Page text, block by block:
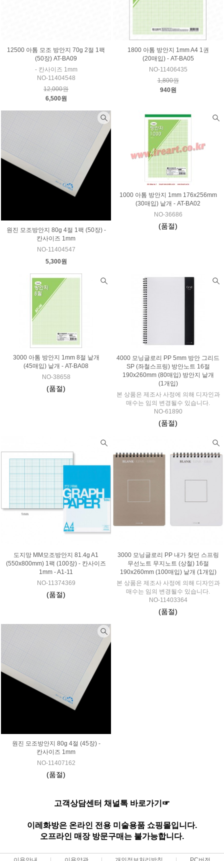
12500 아톰 모조 방안지 70g 2절 1팩
(50장) AT-BA09
- 칸사이즈 1mm
NO-11404548
12,000원
6,500원
1800 아톰 방안지 1mm A4 1권
(20매입) - AT-BA05
NO-11406435
1,800원
940원
원진 모조방안지 80g 4절 1팩 (50장) -
칸사이즈 1mm
NO-11404547
5,300원
1000 아톰 방안지 1mm 176x256mm
(30매입) 낱개 - AT-BA02
NO-36686
(품절)
3000 아톰 방안지 1mm 8절 낱개
(45매입) 낱개 - AT-BA08
NO-38658
(품절)
4000 모닝글로리 PP 5mm 방안 그리드
SP (좌철스프링) 방안노트 16절
190x260mm (80매입) 방안지 낱개
(1개입)
본 상품은 제조사 사정에 의해 디자인과
매수는 임의 변경될수 있습니다.
NO-61890
(품절)
도지망 MM모조방안지 81.4g A1
(550x800mm) 1팩 (100장) - 칸사이즈
1mm - A1-11
NO-11374369
(품절)
3000 모닝글로리 PP 내가 찾던 스프링
무선노트 무지노트 (상철) 16절
190x260mm (100매입) 낱개 (1개입)
본 상품은 제조사 사정에 의해 디자인과
매수는 임의 변경될수 있습니다.
NO-11403364
(품절)
원진 모조방안지 80g 4절 (45장) -
칸사이즈 1mm
NO-11407162
(품절)
고객상담센터 채널톡 바로가기☞
이레화방은 온라인 전용 미술용품 쇼핑몰입니다.
오프라인 매장 방문구매는 불가능합니다.